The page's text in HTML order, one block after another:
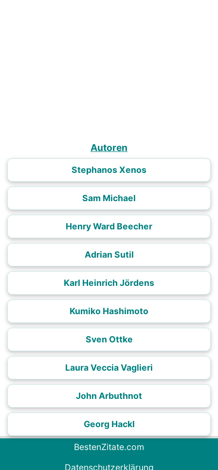
Autoren
Stephanos Xenos
Sam Michael
Henry Ward Beecher
Adrian Sutil
Karl Heinrich Jördens
Kumiko Hashimoto
Sven Ottke
Laura Veccia Vaglieri
John Arbuthnot
Georg Hackl
BestenZitate.com
Datenschutzerklärung